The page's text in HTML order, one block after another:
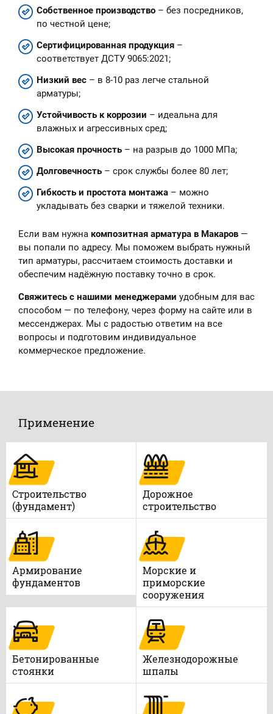
Собственное производство – без посредников,
по честной цене;
Сертифицированная продукция –
соответствует ДСТУ 9065:2021;
Низкий вес – в 8-10 раз легче стальной
арматуры;
Устойчивость к коррозии – идеальна для
влажных и агрессивных сред;
Высокая прочность – на разрыв до 1000 МПа;
Долговечность – срок службы более 80 лет;
Гибкость и простота монтажа – можно
укладывать без сварки и тяжелой техники.
Если вам нужна композитная арматура в Макаров —
вы попали по адресу. Мы поможем выбрать нужный
тип арматуры, рассчитаем стоимость доставки и
обеспечим надёжную поставку точно в срок.
Свяжитесь с нашими менеджерами удобным для вас
способом — по телефону, через форму на сайте или в
мессенджерах. Мы с радостью ответим на все
вопросы и подготовим индивидуальное
коммерческое предложение.
Применение
Строительство
(фундамент)
Дорожное
строительство
Армирование
фундаментов
Морские и
приморские
сооружения
Бетонированные
стоянки
Железнодорожные
шпалы